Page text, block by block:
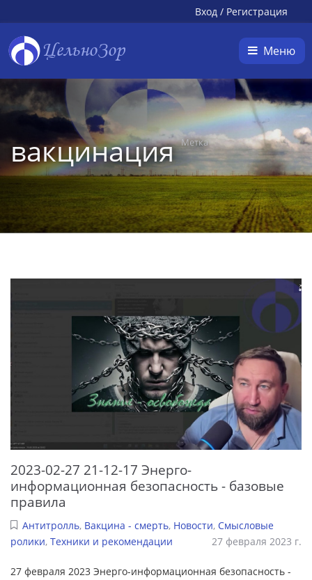
Вход / Регистрация
ЦельноЗор Меню
вакцинацияМетка
2023-02-27 21-12-17 Энерго-
информационная безопасность - базовые
правила
Антитролль, Вакцина - смерть, Новости, Смысловые
ролики, Техники и рекомендации 27 февраля 2023 г.
27 февраля 2023 Энерго-информационная безопасность -